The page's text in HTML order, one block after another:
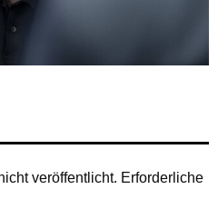
veröffentlicht. Erforderliche